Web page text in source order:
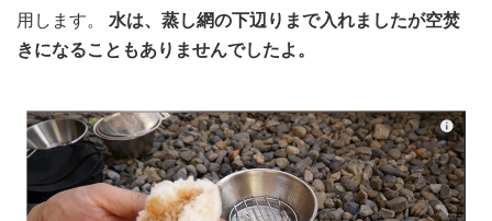
用します。 水は、蒸し網の下辺りまで入れましたが空焚
きになることもありませんでしたよ。